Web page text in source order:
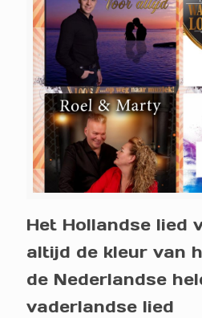
Het Hollandse lied
altijd de kleur van
de Nederlandse
vaderlandse lied